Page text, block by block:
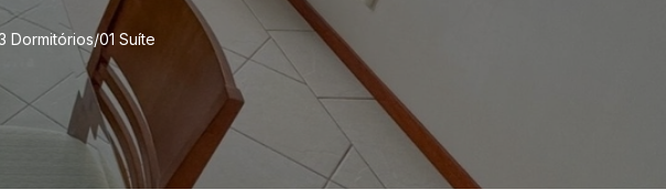
Dormitórios/01 Suíte